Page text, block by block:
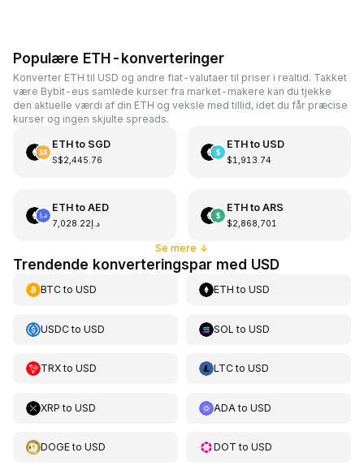
Populære ETH-konverteringer
Konverter ETH til USD og andre fiat-valutaer til priser i realtid. Takket
være Bybit-eus samlede kurser fra market-makere kan du tjekke
den aktuelle værdi af din ETH og veksle med tillid, idet du får præcise
kurser og ingen skjulte spreads.
ETHto SGD
S$2,445.76
ETHto USD
$1,913.74
ETHto AED
د.إ7,028.22
ETHto ARS
$2,868,701
Se mere ↓
Trendende konverteringspar med USD
BTCto USD ETH toUSD
USDCto USD SOL toUSD
TRXto USD LTCtoUSD
XRP to USD ADA toUSD
DOGEto USD DOT toUSD